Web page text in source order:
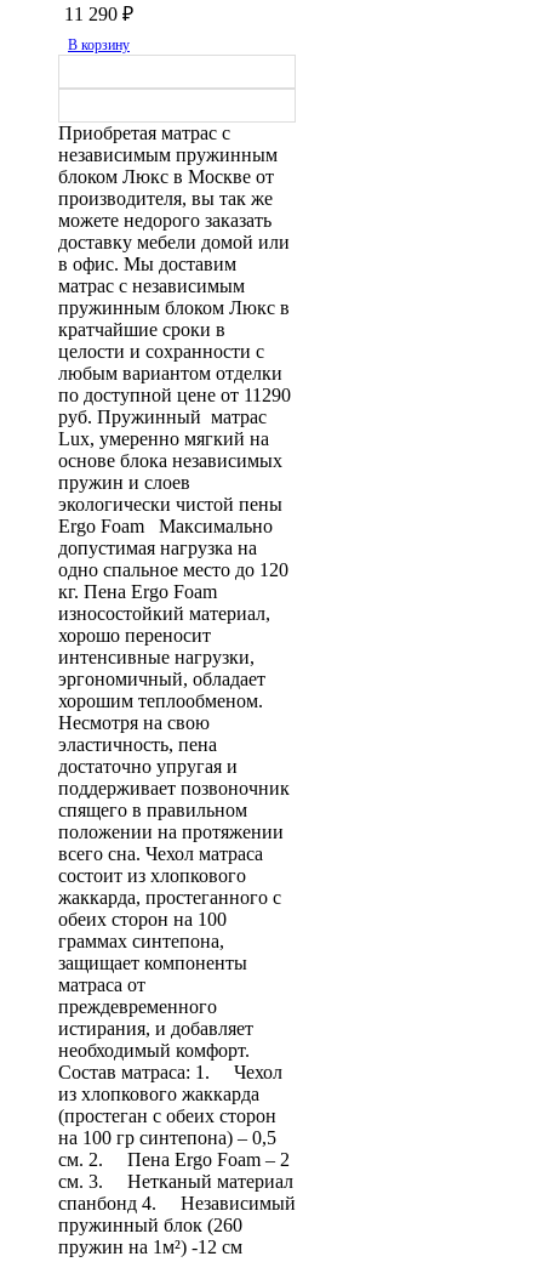
11 290 ₽
В корзину
Приобретая матрас с
независимым пружинным
блоком Люкс в Москве от
производителя, вы так же
можете недорого заказать
доставку мебели домой или
в офис. Мы доставим
матрас с независимым
пружинным блоком Люкс в
кратчайшие сроки в
целости и сохранности с
любым вариантом отделки
по доступной цене от 11290
руб. Пружинный матрас
Lux, умеренно мягкий на
основе блока независимых
пружин и слоев
экологически чистой пены
Ergo Foam Максимально
допустимая нагрузка на
одно спальное место до 120
кг. Пена Ergo Foam
износостойкий материал,
хорошо переносит
интенсивные нагрузки,
эргономичный, обладает
хорошим теплообменом.
Несмотря на свою
эластичность, пена
достаточно упругая и
поддерживает позвоночник
спящего в правильном
положении на протяжении
всего сна. Чехол матраса
состоит из хлопкового
жаккарда, простеганного с
обеих сторон на 100
граммах синтепона,
защищает компоненты
матраса от
преждевременного
истирания, и добавляет
необходимый комфорт.
Состав матраса: 1. Чехол
из хлопкового жаккарда
(простеган с обеих сторон
на 100 гр синтепона) – 0,5
см. 2. Пена Ergo Foam – 2
см. 3. Нетканый материал
спанбонд 4. Независимый
пружинный блок (260
пружин на 1м²) -12 см